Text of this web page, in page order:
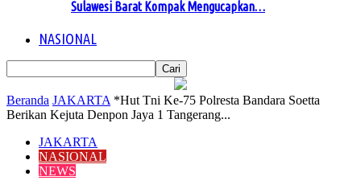
Sulawesi Barat Kompak Mengucapkan…
NASIONAL
Beranda JAKARTA *Hut Tni Ke-75 Polresta Bandara Soetta
Berikan Kejuta Denpon Jaya 1 Tangerang...
JAKARTA
NASIONAL
NEWS